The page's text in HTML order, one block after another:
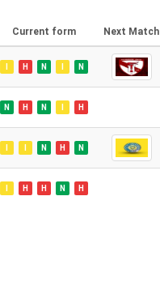
Current form Next Match
Η Ν Ν
Ν Η Ν Η
Ν Η Ν
Η Η Ν Η